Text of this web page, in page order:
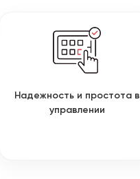
Надежность и простота в
управлении